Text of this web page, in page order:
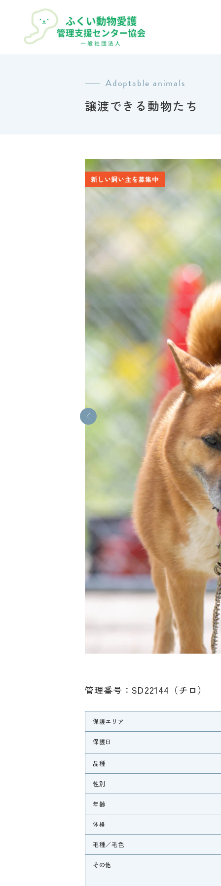
Adoptable animals
譲渡できる動物たち
新しい飼い主を募集中
管理番号：SD22144（チロ）
保護エリア
保護日
品種
性別
年齢
体格
毛種／毛色
その他